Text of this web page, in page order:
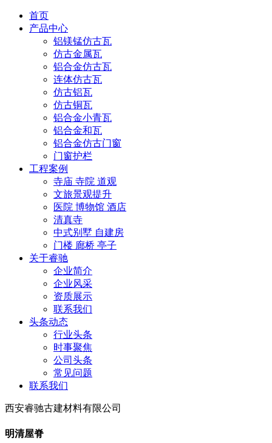
首页
产品中心
铝镁锰仿古瓦
仿古金属瓦
铝合金仿古瓦
连体仿古瓦
仿古铝瓦
仿古铜瓦
铝合金小青瓦
铝合金和瓦
铝合金仿古门窗
门窗护栏
工程案例
寺庙 寺院 道观
文旅景观提升
医院 博物馆 酒店
清真寺
中式别墅 自建房
门楼 廊桥 亭子
关于睿驰
企业简介
企业风采
资质展示
联系我们
头条动态
行业头条
时事聚焦
公司头条
常见问题
联系我们
西安睿驰古建材料有限公司
明清屋脊